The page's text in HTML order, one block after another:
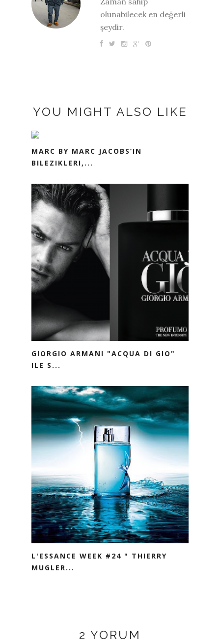
olunabilecek en değerli
şeydir.
YOU MIGHT ALSO LIKE
MARC BY MARC JACOBS’IN
BILEZIKLERI,...
GIORGIO ARMANI "ACQUA DI GIO"
ILE S...
L'ESSANCE WEEK #24 " THIERRY
MUGLER...
2 YORUM